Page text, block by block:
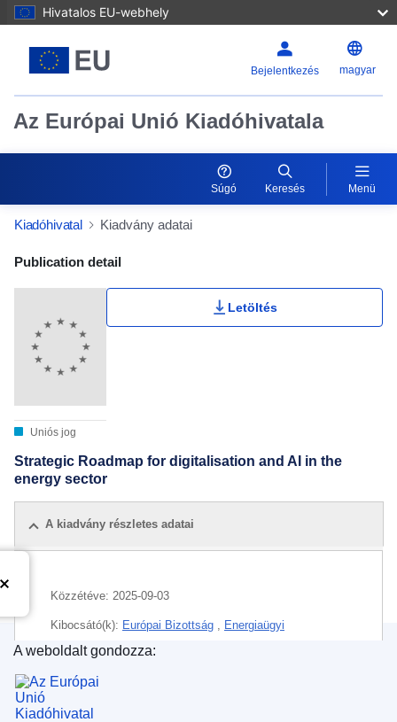
Hivatalos EU-webhely
Bejelentkezés magyar
Az Európai Unió Kiadóhivatala
Súgó Keresés Menü
Kiadóhivatal Kiadvány adatai
Publication Detail Actions Portlet
Publication detail
Uniós jog
Letöltés
Strategic Roadmap for digitalisation and AI in the
energy sector
A kiadvány részletes adatai
Közzétéve: 2025-09-03
Kibocsátó(k): Európai Bizottság
Energiaügyi
Főigazgatóság(Európai Bizottság
Témakör:
IMMC : Ares(2025)7170684
Az Európai Unió Kiadóhivatala
A weboldalt gondozza: